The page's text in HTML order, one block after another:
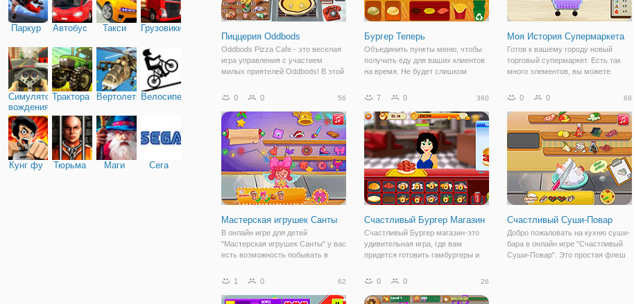
Паркур Автобус Такси Грузовики
Симулятор
вождения
Трактора ВертолетыВелосипед
Кунг фу Тюрьма Маги Сега
Пиццерия Oddbods
Oddbods Pizza Cafe - это веселая
игра управления с участием
милых приятелей Oddbods! В этой
свой собственный пиццерия кафе!
готовя их заказы на пиццу так
Бургер Теперь
Объединить пункты меню, чтобы
получить еду для ваших клиентов
на время. Не будет слишком
некоторые действительно
Моя История Супермаркета
Готов к вашему городу новый
торговый супермаркет. Есть так
много элементов, вы можете
супермаркета-это симулятор
состоит, чтобы управлять весь
магазин и его расходов или
0 0 56
Мастерская игрушек Санты
В онлайн игре для детей
"Мастерская игрушек Санты" у вас
есть возможность побывать в
миллионов детишек. Как понятно
мастерской игрушек Санты
7 0 360
Счастливый Бургер Магазин
Счастливый Бургер магазин-это
удивительная игра, где вам
придется готовить гамбургеры и
счастливыми, у вас есть
использовать, и вы будете
0 0 68
Счастливый Суши-Повар
Добро пожаловать на кухню суши-
бара в онлайн игре "Счастливый
Суши-Повар". Это простая флеш
1 0 62 0 0 26